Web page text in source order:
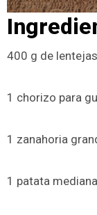
400 g de
1 chorizo para
1 zanahoria
1 patata